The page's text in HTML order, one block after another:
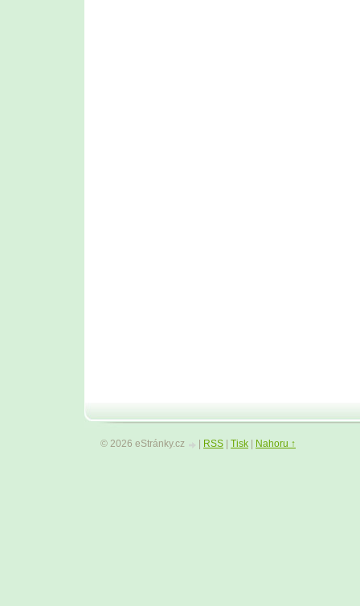
© 2026 eStránky.cz RSS Tisk Nahoru ↑